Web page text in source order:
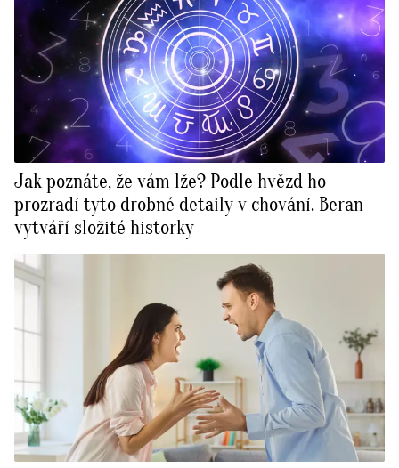
Jak poznáte, že vám lže? Podle hvězd ho
prozradí tyto drobné detaily v chování. Beran
vytváří složité historky